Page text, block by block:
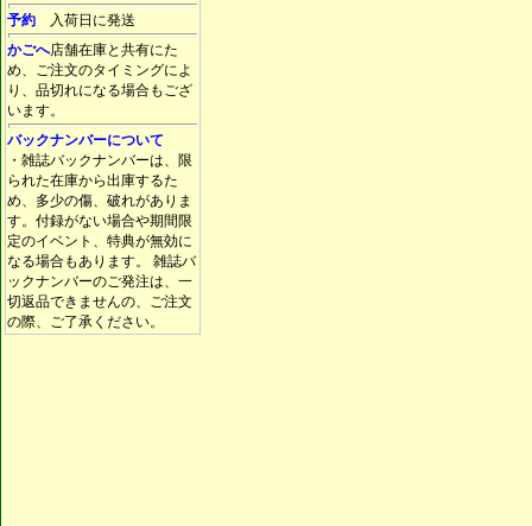
予約 入荷日に発送
かごへ店舗在庫と共有にた
め、ご注文のタイミングによ
り、品切れになる場合もござ
います。
バックナンバーについて
・雑誌バックナンバーは、限
られた在庫から出庫するた
め、多少の傷、破れがありま
す。付録がない場合や期間限
定のイベント、特典が無効に
なる場合もあります。 雑誌バ
ックナンバーのご発注は、一
切返品できませんの、ご注文
の際、ご了承ください。